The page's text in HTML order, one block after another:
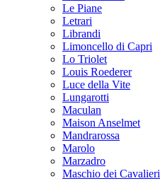
Le Piane
Letrari
Librandi
Limoncello di Capri
Lo Triolet
Louis Roederer
Luce della Vite
Lungarotti
Maculan
Maison Anselmet
Mandrarossa
Marolo
Marzadro
Maschio dei Cavalieri